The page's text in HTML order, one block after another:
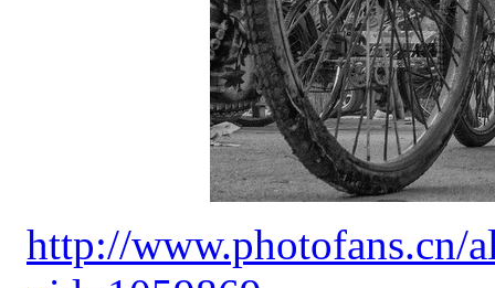
http://www.photofans.cn/